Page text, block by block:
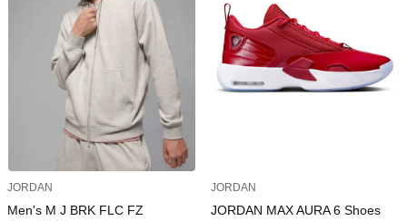
JORDAN
Men's M J BRK FLC FZ
JORDAN
JORDAN MAX AURA 6 Shoes